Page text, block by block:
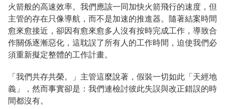
火箭般的高速效率。我們應該一同加快火箭飛行的速度，但
主管的存在只像導航，而不是加速的推進器。隨著結案時間
愈來愈接近，卻因有愈來愈多人沒有按時完成工作，導致合
作關係逐漸惡化，這耽誤了所有人的工作時間，迫使我們必
須重新擬定整體的工作計畫。
「我們共存共榮。」主管這麼說著，假裝一切如此「天經地
義」，然而事實卻是：我們連檢討彼此失誤與改正錯誤的時
間都沒有。